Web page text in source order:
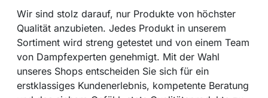
Wir sind stolz darauf, nur Produkte von höchster
Qualität anzubieten. Jedes Produkt in unserem
Sortiment wird streng getestet und von einem Team
von Dampfexperten genehmigt. Mit der Wahl
unseres Shops entscheiden Sie sich für ein
erstklassiges Kundenerlebnis, kompetente Beratung